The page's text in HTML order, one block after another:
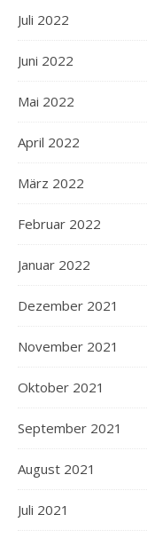
Juli 2022
Juni 2022
Mai 2022
April 2022
März 2022
Februar 2022
Januar 2022
Dezember 2021
November 2021
Oktober 2021
September 2021
August 2021
Juli 2021